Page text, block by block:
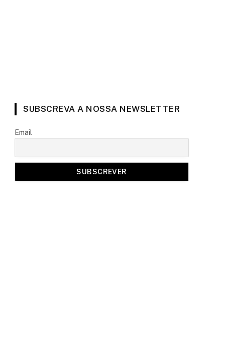
SUBSCREVA A NOSSA NEWSLETTER
Email